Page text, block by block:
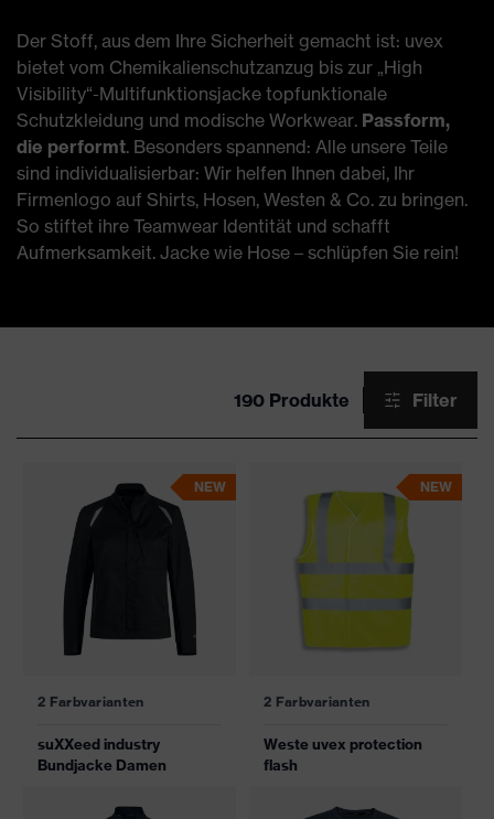
Der Stoff, aus dem Ihre Sicherheit gemacht ist: uvex
bietet vom Chemikalienschutzanzug bis zur „High
Visibility“-Multifunktionsjacke topfunktionale
Schutzkleidung und modische Workwear. Passform,
die performt. Besonders spannend: Alle unsere Teile
sind individualisierbar: Wir helfen Ihnen dabei, Ihr
Firmenlogo auf Shirts, Hosen, Westen & Co. zu bringen.
So stiftet ihre Teamwear Identität und schafft
Aufmerksamkeit. Jacke wie Hose – schlüpfen Sie rein!
190 Produkte Filter
NEW
2 Farbvarianten
suXXeed industry
Bundjacke Damen
NEW
2 Farbvarianten
Weste uvex protection
flash